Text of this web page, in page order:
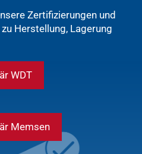
Zertifizierungen und
Herstellung, Lagerung
WDT
Memsen